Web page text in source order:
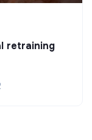
retraining